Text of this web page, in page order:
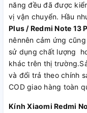
năng đều đã được
vị vận chuyển. Hầu
Plus / Redmi Note 13
nênnên cảm ứng
sử dụng chất lượng
khác trên thị
và đổi trả theo chính
COD giao hàng toàn
Kính Xiaomi Redmi